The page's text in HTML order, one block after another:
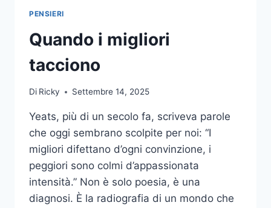
PENSIERI
Quando i migliori
tacciono
Di Ricky Settembre 14, 2025
Yeats, più di un secolo fa, scriveva parole
che oggi sembrano scolpite per noi: “I
migliori difettano d’ogni convinzione, i
peggiori sono colmi d’appassionata
intensità.” Non è solo poesia, è una
diagnosi. È la radiografia di un mondo che